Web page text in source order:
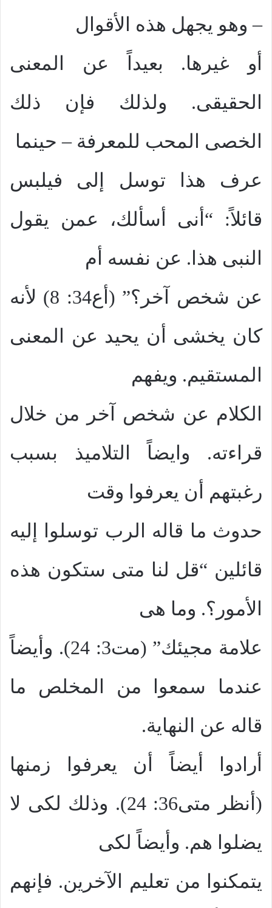
– وهو يجهل هذه الأقوال
أو غيرها. بعيداً عن المعنى
الحقيقى. ولذلك فإن ذلك
الخصى المحب للمعرفة – حينما
عرف هذا توسل إلى فيلبس
قائلاً: “أنى أسألك، عمن يقول
النبى هذا. عن نفسه أم
عن شخص آخر؟” (أع34: 8) لأنه
كان يخشى أن يحيد عن المعنى
المستقيم. ويفهم
الكلام عن شخص آخر من خلال
قراءته. وايضاً التلاميذ بسبب
رغبتهم أن يعرفوا وقت
حدوث ما قاله الرب توسلوا إليه
قائلين “قل لنا متى ستكون هذه
الأمور؟. وما هى
علامة مجيئك” (مت3: 24). وأيضاً
عندما سمعوا من المخلص ما
قاله عن النهاية.
أرادوا أيضاً أن يعرفوا زمنها
(أنظر متى36: 24). وذلك لكى لا
يضلوا هم. وأيضاً لكى
يتمكنوا من تعليم الآخرين. فإنهم